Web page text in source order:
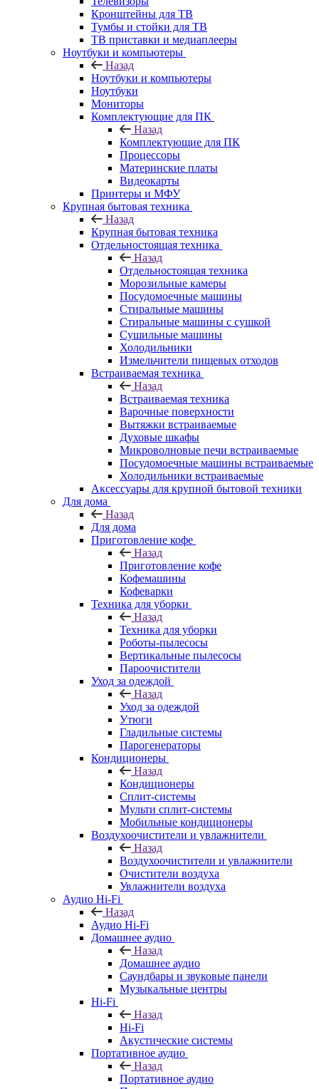
Кронштейны для ТВ
Тумбы и стойки для ТВ
ТВ приставки и медиаплееры
Ноутбуки и компьютеры
Назад
Ноутбуки и компьютеры
Ноутбуки
Мониторы
Комплектующие для ПК
Назад
Комплектующие для ПК
Процессоры
Материнские платы
Видеокарты
Принтеры и МФУ
Крупная бытовая техника
Назад
Крупная бытовая техника
Отдельностоящая техника
Назад
Отдельностоящая техника
Морозильные камеры
Посудомоечные машины
Стиральные машины
Стиральные машины с сушкой
Сушильные машины
Холодильники
Измельчители пищевых отходов
Встраиваемая техника
Назад
Встраиваемая техника
Варочные поверхности
Вытяжки встраиваемые
Духовые шкафы
Микроволновые печи встраиваемые
Посудомоечные машины встраиваемые
Холодильники встраиваемые
Аксессуары для крупной бытовой техники
Для дома
Назад
Для дома
Приготовление кофе
Назад
Приготовление кофе
Кофемашины
Кофеварки
Техника для уборки
Назад
Техника для уборки
Роботы-пылесосы
Вертикальные пылесосы
Пароочистители
Уход за одеждой
Назад
Уход за одеждой
Утюги
Гладильные системы
Парогенераторы
Кондиционеры
Назад
Кондиционеры
Сплит-системы
Мульти сплит-системы
Мобильные кондиционеры
Воздухоочистители и увлажнители
Назад
Воздухоочистители и увлажнители
Очистители воздуха
Увлажнители воздуха
Аудио Hi-Fi
Назад
Аудио Hi-Fi
Домашнее аудио
Назад
Домашнее аудио
Саундбары и звуковые панели
Музыкальные центры
Hi-Fi
Назад
Hi-Fi
Акустические системы
Портативное аудио
Назад
Портативное аудио